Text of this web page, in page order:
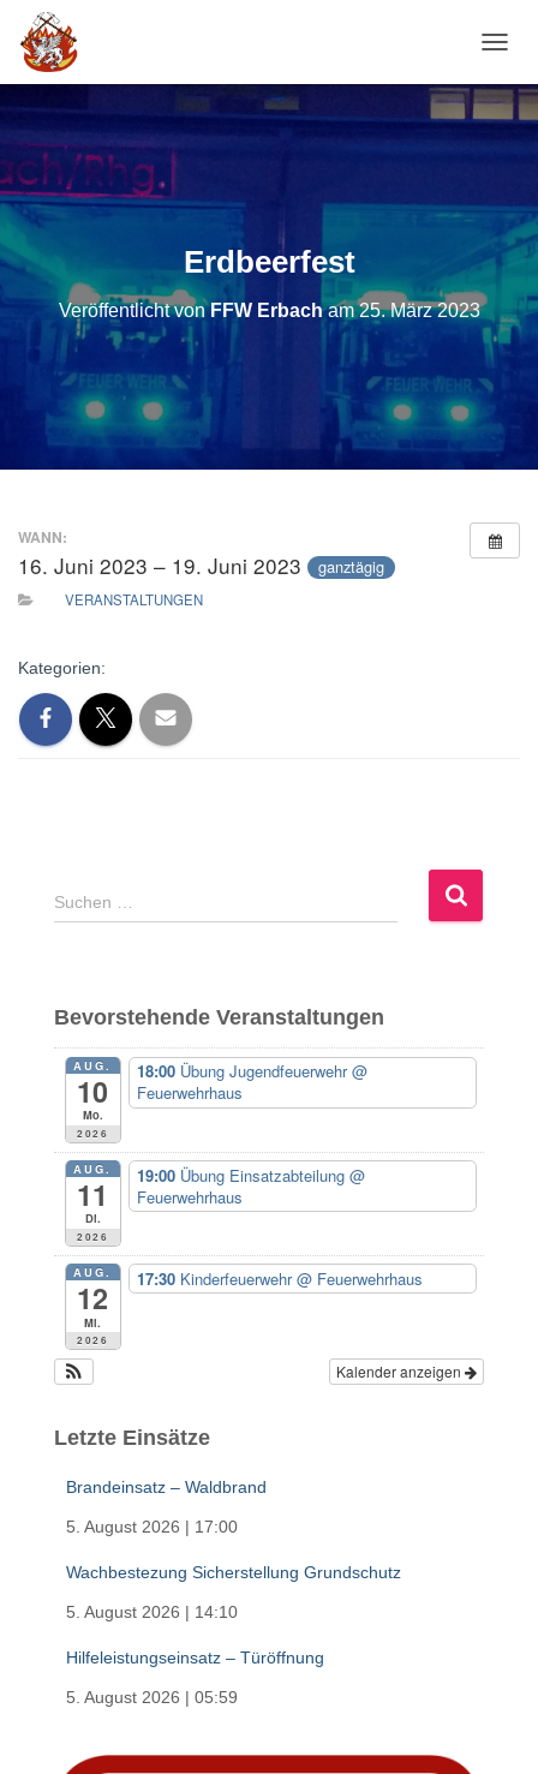
Erdbeerfest
Veröffentlicht vonFFW Erbacham25. März 2023
WANN:
16. Juni 2023 – 19. Juni 2023 ganztägig
VERANSTALTUNGEN
Kategorien:
S
u
n
n
:
Suchen …
Bevorstehende Veranstaltungen
AUG.
10
Mo.
2026
18:00 Übung Jugendfeuerwehr@
Feuerwehrhaus
AUG.
11
Di.
2026
19:00 Übung Einsatzabteilung @
Feuerwehrhaus
AUG.
12
Mi.
2026
17:30 Kinderfeuerwehr@ Feuerwehrhaus
Kalender anzeigen
Letzte Einsätze
Brandeinsatz – Waldbrand
5. August 2026 | 17:00
Wachbestezung Sicherstellung Grundschutz
5. August 2026 | 14:10
Hilfeleistungseinsatz – Türöffnung
5. August 2026 | 05:59